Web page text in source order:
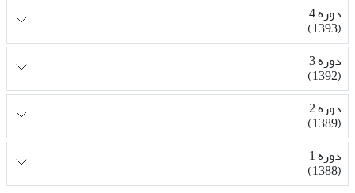
دوره 4
(1393)
دوره 3
(1392)
دوره 2
(1389)
دوره 1
(1388)